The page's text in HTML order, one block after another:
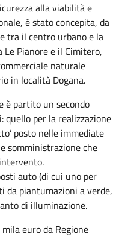
alla viabilità e
è stato concepita, da
tra il centro urbano e la
Le Pianore e il Cimitero,
naturale
in località Dogana.
è partito un secondo
quello per la realizzazione
posto nelle immediate
somministrazione che
auto (di cui uno per
da piantumazioni a verde,
di illuminazione.
euro da Regione